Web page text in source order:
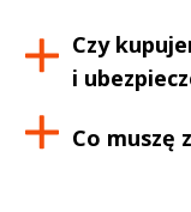
Czy
i
Co muszę